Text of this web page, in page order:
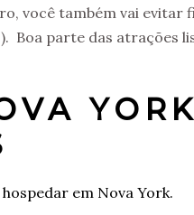
você também vai evitar
Boa parte das atrações
em Nova York.